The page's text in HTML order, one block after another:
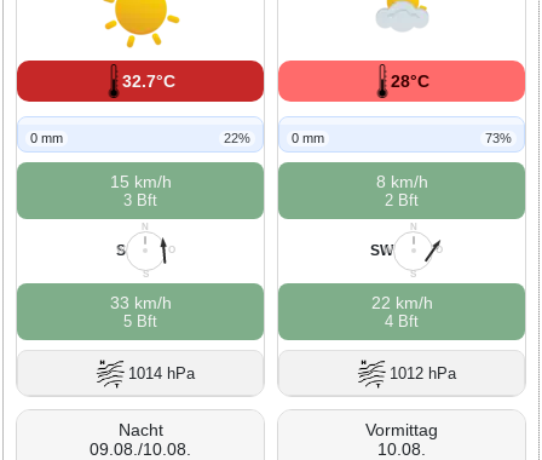
32.7°C
0 mm 22%
15 km/h
3 Bft
N
O
S
W
S
33 km/h
5 Bft
1014 hPa
28°C
0 mm 73%
8 km/h
2 Bft
N
O
S
W
SW
22 km/h
4 Bft
1012 hPa
Nacht
09.08./10.08.
Vormittag
10.08.